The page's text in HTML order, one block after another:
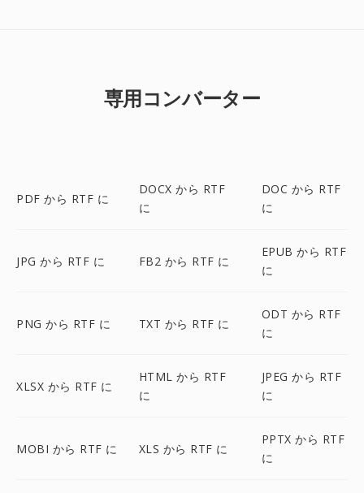
専用コンバーター
PDF から RTF に
DOCX から RTF
に
DOC から RTF
に
JPG から RTF に FB2 から RTF に
EPUB から RTF
に
PNG から RTF に TXT から RTF に
ODT から RTF
に
XLSX から RTF に
HTML から RTF
に
JPEG から RTF
に
MOBI から RTF に XLS から RTF に
PPTX から RTF
に